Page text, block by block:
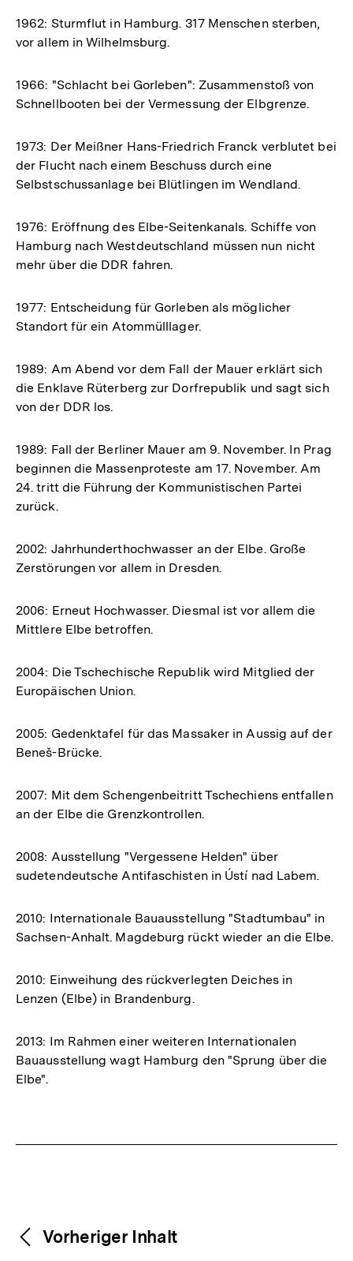
1962: Sturmflut in Hamburg. 317 Menschen sterben,
vor allem in Wilhelmsburg.
1966: "Schlacht bei Gorleben": Zusammenstoß von
Schnellbooten bei der Vermessung der Elbgrenze.
1973: Der Meißner Hans-Friedrich Franck verblutet bei
der Flucht nach einem Beschuss durch eine
Selbstschussanlage bei Blütlingen im Wendland.
1976: Eröffnung des Elbe-Seitenkanals. Schiffe von
Hamburg nach Westdeutschland müssen nun nicht
mehr über die DDR fahren.
1977: Entscheidung für Gorleben als möglicher
Standort für ein Atommülllager.
1989: Am Abend vor dem Fall der Mauer erklärt sich
die Enklave Rüterberg zur Dorfrepublik und sagt sich
von der DDR los.
1989: Fall der Berliner Mauer am 9. November. In Prag
beginnen die Massenproteste am 17. November. Am
24. tritt die Führung der Kommunistischen Partei
zurück.
2002: Jahrhunderthochwasser an der Elbe. Große
Zerstörungen vor allem in Dresden.
2006: Erneut Hochwasser. Diesmal ist vor allem die
Mittlere Elbe betroffen.
2004: Die Tschechische Republik wird Mitglied der
Europäischen Union.
2005: Gedenktafel für das Massaker in Aussig auf der
Beneš-Brücke.
2007: Mit dem Schengenbeitritt Tschechiens entfallen
an der Elbe die Grenzkontrollen.
2008: Ausstellung "Vergessene Helden" über
sudetendeutsche Antifaschisten in Ústí nad Labem.
2010: Internationale Bauausstellung "Stadtumbau" in
Sachsen-Anhalt. Magdeburg rückt wieder an die Elbe.
2010: Einweihung des rückverlegten Deiches in
Lenzen (Elbe) in Brandenburg.
2013: Im Rahmen einer weiteren Internationalen
Bauausstellung wagt Hamburg den "Sprung über die
Elbe".
Weitere
Content-
Navigation
Vorheriger Inhalt